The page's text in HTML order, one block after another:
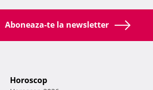
Aboneaza-te la newsletter
Horoscop